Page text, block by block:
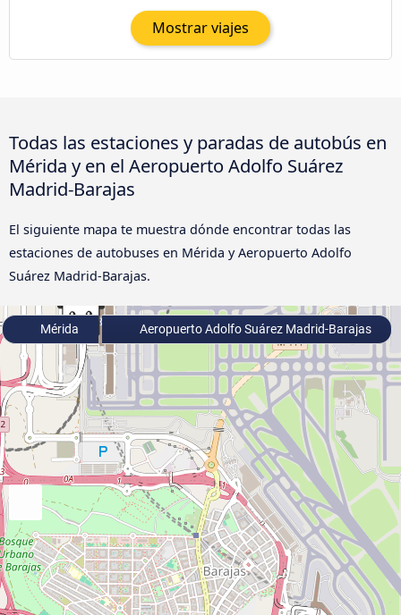
Mostrar viajes
Todas las estaciones y paradas de autobús en
Mérida y en el Aeropuerto Adolfo Suárez
Madrid-Barajas
El siguiente mapa te muestra dónde encontrar todas las
estaciones de autobuses en Mérida y Aeropuerto Adolfo
Suárez Madrid-Barajas.
Mérida Aeropuerto Adolfo Suárez Madrid-Barajas